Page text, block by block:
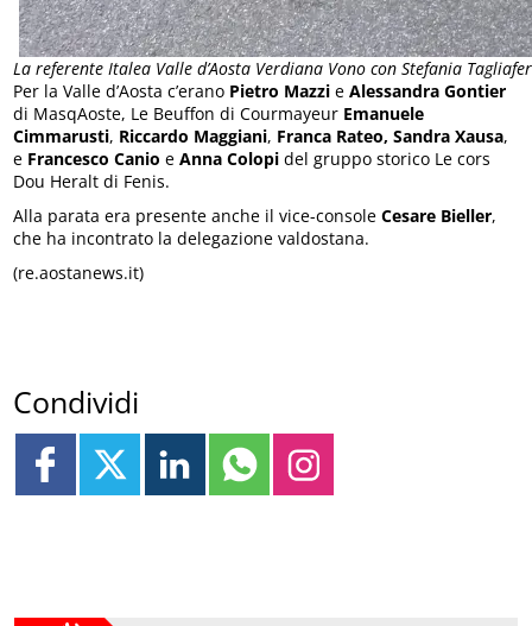
La referente Italea Valle d’Aosta Verdiana Vono con Stefania
Per la Valle d’Aosta c’erano Pietro Mazzi eAlessandra Gontier
di MasqAoste, Le Beuffon di Courmayeur Emanuele
Cimmarusti, Riccardo Maggiani, Franca Rateo, Sandra Xausa,
e Francesco Canio eAnna Colopi del gruppo storico Le cors
Dou Heralt di Fenis.
Alla parata era presente anche il vice-consoleCesare Bieller,
che ha incontrato la delegazione valdostana.
(re.aostanews.it)
Condividi